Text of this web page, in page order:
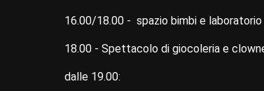
16.00/18.00 - spazio bimbi e laboratorio
18.00 - Spettacolo di giocoleria e
dalle 19.00: